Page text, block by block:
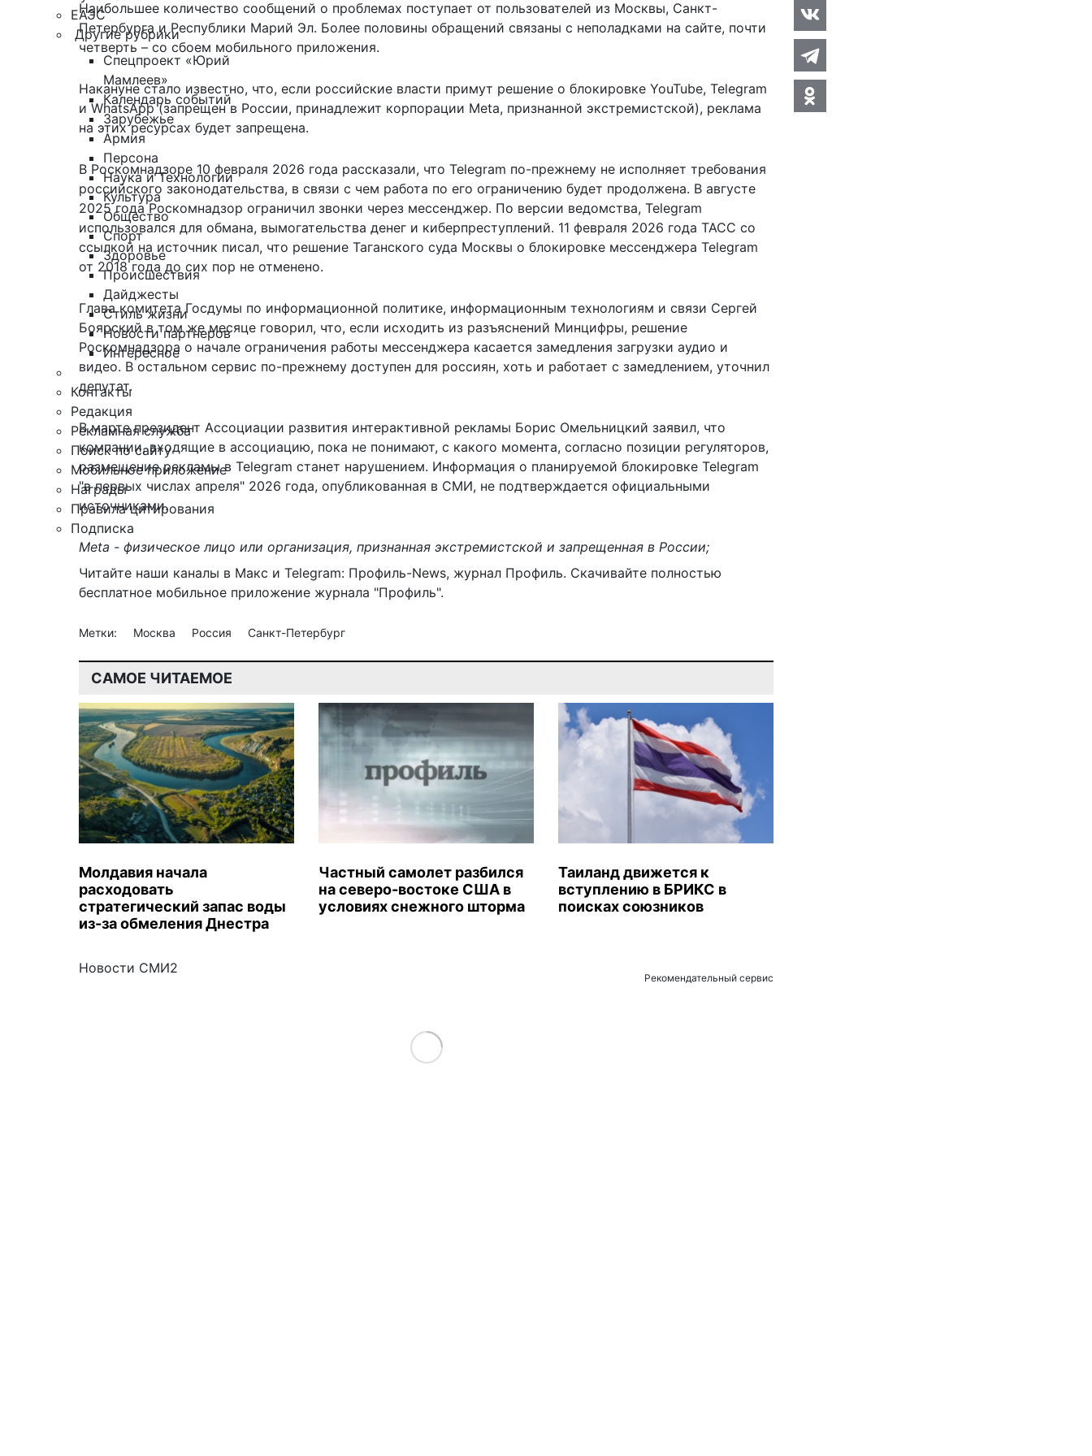
ЕАЭС
Другие рубрики
Спецпроект «Юрий
Мамлеев»
Календарь событий
Зарубежье
Армия
Персона
Наука и Технологии
Культура
Общество
Спорт
Здоровье
Происшествия
Дайджесты
Стиль жизни
Новости партнеров
Интересное
Контакты
Редакция
Рекламная служба
Поиск по сайту
Мобильное приложение
Награды
Правила цитирования
Подписка
Наибольшее количество сообщений о проблемах поступает от пользователей из Москвы, Санкт-
Петербурга и Республики Марий Эл. Более половины обращений связаны с неполадками на сайте, почти
четверть – со сбоем мобильного приложения.
Наканунестало известно, что, если российские власти примут решение о блокировке YouTube, Telegram
и WhatsApp (запрещен в России, принадлежит корпорации Meta, признанной экстремистской), реклама
на этих ресурсах будет запрещена.
В Роскомнадзоре 10 февраля 2026 года рассказали, что Telegram по-прежнему не исполняет требования
российского законодательства, в связи с чем работа по его ограничению будет продолжена. В августе
2025 года Роскомнадзор ограничил звонки через мессенджер. По версии ведомства, Telegram
использовался для обмана, вымогательства денег и киберпреступлений. 11 февраля 2026 года ТАСС со
ссылкой на источник писал, что решение Таганского суда Москвы о блокировке мессенджера Telegram
от 2018 года до сих пор не отменено.
Глава комитета Госдумы по информационной политике, информационным технологиям и связи Сергей
Боярский в том же месяце говорил, что, если исходить из разъяснений Минцифры, решение
Роскомнадзора о начале ограничения работы мессенджера касается замедления загрузки аудио и
видео. В остальном сервис по-прежнему доступен для россиян, хоть и работает с замедлением, уточнил
депутат.
В марте президент Ассоциации развития интерактивной рекламы Борис Омельницкий заявил, что
компании, входящие в ассоциацию, пока не понимают, с какого момента, согласно позиции регуляторов,
размещение рекламы в Telegram станет нарушением. Информация о планируемой блокировке Telegram
"в первых числах апреля" 2026 года, опубликованная в СМИ, не подтверждается официальными
источниками.
Meta - физическое лицо или организация, признанная экстремистской и запрещенная в России;
Читайте наши каналы в Макс и Telegram: Профиль-News, журнал Профиль. Скачивайте полностью
бесплатное мобильное приложение журнала "Профиль".
Метки: Москва Россия Санкт-Петербург
САМОЕ ЧИТАЕМОЕ
Молдавия начала
расходовать
стратегический запас воды
из-за обмеления Днестра
Частный самолет разбился
на северо-востоке США в
условиях снежного шторма
Таиланд движется к
вступлению в БРИКС в
поисках союзников
Новости СМИ2
Рекомендательный сервис
Load More